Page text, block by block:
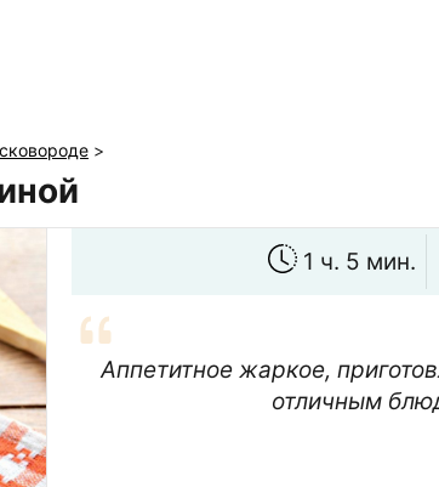
>
1 ч. 5 мин.
Аппетитное жаркое,
отличным